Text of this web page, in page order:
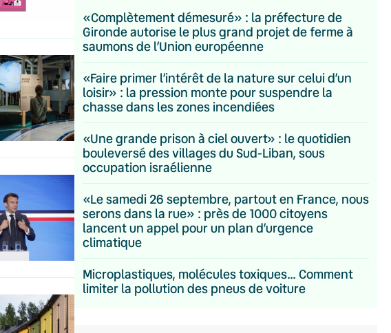
«Complètement démesuré» : la préfecture de
Gironde autorise le plus grand projet de ferme à
saumons de l’Union européenne
«Faire primer l’intérêt de la nature sur celui d’un
loisir» : la pression monte pour suspendre la
chasse dans les zones incendiées
«Une grande prison à ciel ouvert» : le quotidien
bouleversé des villages du Sud-Liban, sous
occupation israélienne
«Le samedi 26 septembre, partout en France, nous
serons dans la rue» : près de 1000 citoyens
lancent un appel pour un plan d’urgence
climatique
Microplastiques, molécules toxiques… Comment
limiter la pollution des pneus de voiture